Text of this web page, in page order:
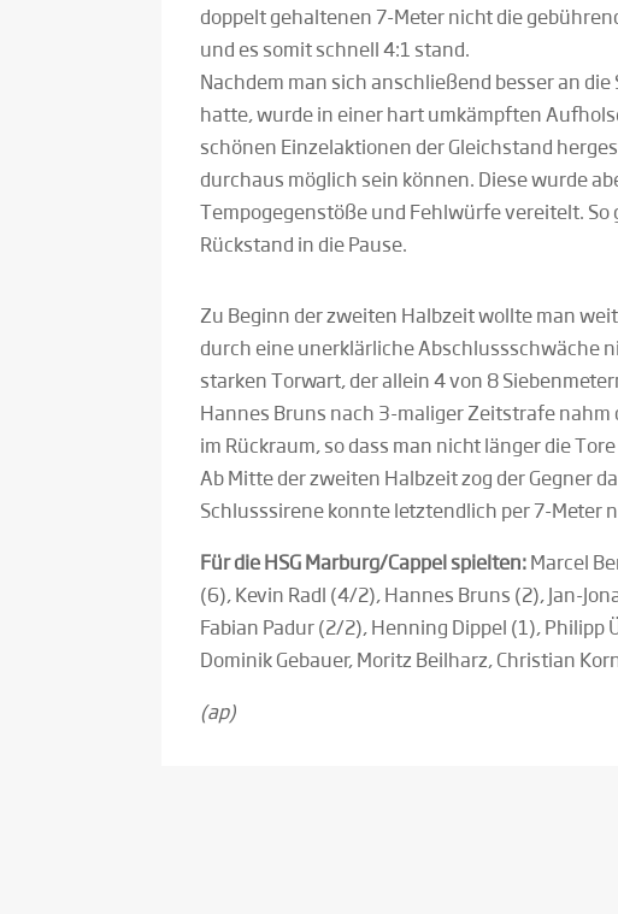
doppelt gehaltenen 7-Meter nicht die
und es somit schnell 4:1 stand.
Nachdem man sich anschließend besser an
hatte, wurde in einer hart umkämpften
schönen Einzelaktionen der Gleichstand
durchaus möglich sein können. Diese wurde
Tempogegenstöße und Fehlwürfe vereitelt.
Rückstand in die Pause.
Zu Beginn der zweiten Halbzeit wollte man
durch eine unerklärliche Abschlussschwäche
starken Torwart, der allein 4 von 8
Hannes Bruns nach 3-maliger Zeitstrafe
im Rückraum, so dass man nicht länger die
Ab Mitte der zweiten Halbzeit zog der Gegner
Schlusssirene konnte letztendlich per 7-Meter
Für die HSG Marburg/Cappel spielten:Marcel
(6), Kevin Radl (4/2), Hannes Bruns (2), Jan-
Fabian Padur (2/2), Henning Dippel (1),
Dominik Gebauer, Moritz Beilharz, Christian
(ap)